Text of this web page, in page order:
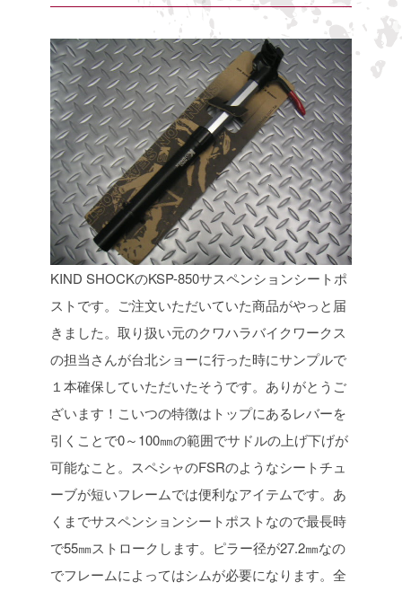
KIND SHOCKのKSP-850サスペンションシートポ
ストです。ご注文いただいていた商品がやっと届
きました。取り扱い元のクワハラバイクワークス
の担当さんが台北ショーに行った時にサンプルで
１本確保していただいたそうです。ありがとうご
ざいます！こいつの特徴はトップにあるレバーを
引くことで0～100㎜の範囲でサドルの上げ下げが
可能なこと。スペシャのFSRのようなシートチュ
ーブが短いフレームでは便利なアイテムです。あ
くまでサスペンションシートポストなので最長時
で55㎜ストロークします。ピラー径が27.2㎜なの
でフレームによってはシムが必要になります。全